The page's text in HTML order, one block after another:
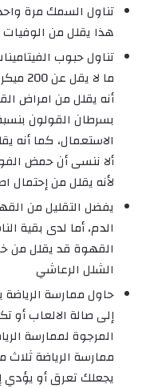
تناول السمك مرة
هذا يقلل من
تناول حبوب
ما
أنه يقلل من امراض
الاستعمال، كما أنه
ألا ننسى أن حمض
لأنه يقلل من إحتمال
يفضل التقليل من
الدم، أما لدى بقية
القهوة قد يقلل من
الشلل الرعاشي
حاول ممارسة
إلى صالة الالعاب أو
المرجوة لممارسة
ممارسة الرياضة
يجعلك تعرق أو